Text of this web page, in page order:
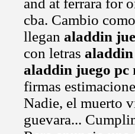
and at ferrara for
cba. Cambio
llegan aladdin
con letras
aladdin juego pc
firmas
Nadie, el muerto
guevara...